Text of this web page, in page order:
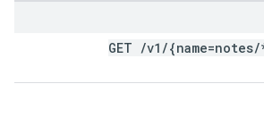
GET /v1 /{name=notes/